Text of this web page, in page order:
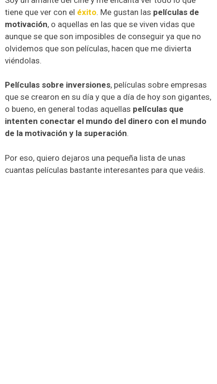
tiene que ver con el éxito. Me gustan las películas de
motivación, o aquellas en las que se viven vidas que
aunque se que son imposibles de conseguir ya que no
olvidemos que son películas, hacen que me divierta
viéndolas.
Películas sobre inversiones, películas sobre empresas
que se crearon en su día y que a día de hoy son gigantes,
o bueno, en general todas aquellas películas que
intenten conectar el mundo del dinero con el mundo
de la motivación y la superación.
Por eso, quiero dejaros una pequeña lista de unas
cuantas películas bastante interesantes para que veáis.